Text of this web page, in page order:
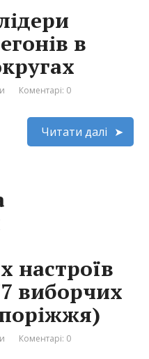
в
Коментарі: 0
Читати далі
настроїв
виборчих
Коментарі: 0